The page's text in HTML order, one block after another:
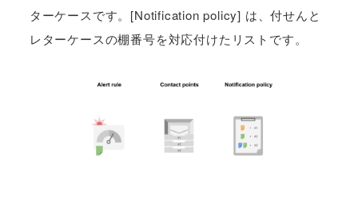
ターケースです。[Notification policy] は、付せんと
レターケースの棚番号を対応付けたリストです。